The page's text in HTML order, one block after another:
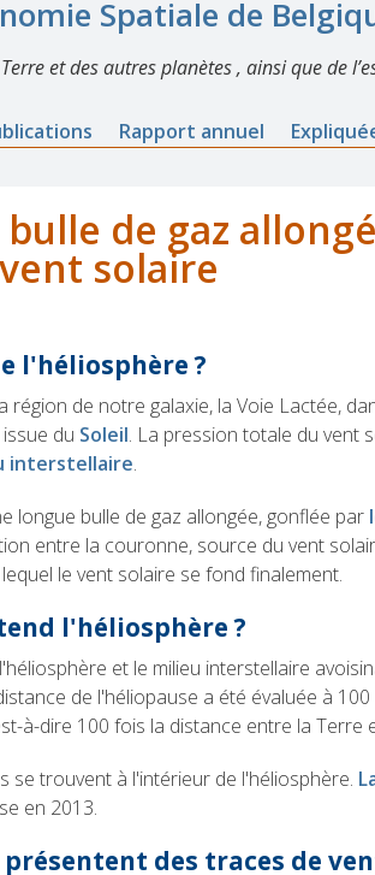
Spatiale de
et des autres planètes , ainsi que de
Rapport annuel
de gaz
solaire
l'héliosphère ?
région de notre galaxie, la Voie Lactée,
du Soleil. La pression totale du vent
interstellaire.
longue bulle de gaz allongée, gonflée par
entre la couronne, source du vent
le vent solaire se fond finalement.
l'héliosphère ?
et le milieu interstellaire
de l'héliopause a été évaluée à 100
à-dire 100 fois la distance entre la Terre
se trouvent à l'intérieur de l'héliosphère.
en 2013.
présentent des traces de